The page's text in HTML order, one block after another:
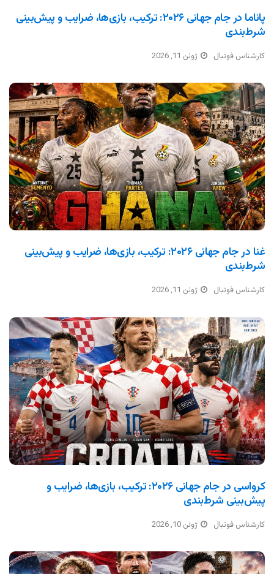
پاناما در جام جهانی ۲۰۲۶: ترکیب، بازی‌ها، ضرایب و پیش‌بینی
شرط‌بندی
کارشناس فوتبال ژوئن 11, 2026
غنا در جام جهانی ۲۰۲۶: ترکیب، بازی‌ها، ضرایب و پیش‌بینی
شرط‌بندی
کارشناس فوتبال ژوئن 11, 2026
کرواسی در جام جهانی ۲۰۲۶: ترکیب، بازی‌ها، ضرایب و
پیش‌بینی شرط‌بندی
کارشناس فوتبال ژوئن 10, 2026